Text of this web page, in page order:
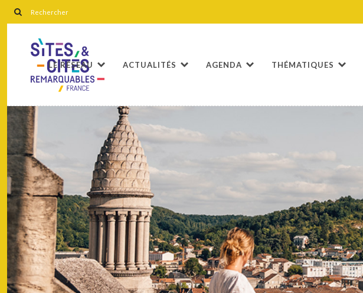
LE RÉSEAU ACTUALITÉS AGENDA THÉMATIQUES